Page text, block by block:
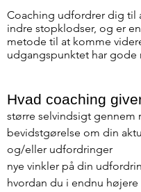
Coaching udfordrer dig til
indre stopklodser, og er
metode til at komme
udgangspunktet har gode
Hvad coaching
større selvindsigt gennem
bevidstgørelse om din
og/eller udfordringer
nye vinkler på din
hvordan du i endnu